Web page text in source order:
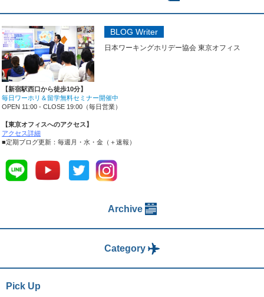
BLOG Writer
日本ワーキングホリデー協会 東京オフィス
【新宿駅西口から徒歩10分】
毎日ワーホリ＆留学無料セミナー開催中
OPEN 11:00 - CLOSE 19:00（毎日営業）
【東京オフィスへのアクセス】
アクセス詳細
■定期ブログ更新：毎週月・水・金（＋速報）
Archive
Category
Pick Up